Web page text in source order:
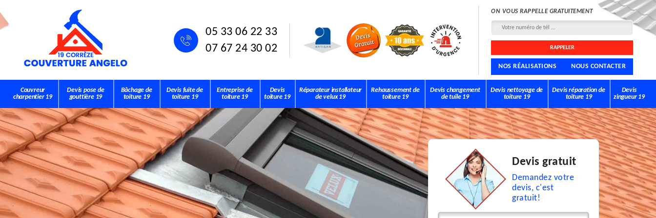
05 33 06 22 33
07 67 24 30 02
ON VOUS RAPPELLE GRATUITEMENT
NOS RÉALISATIONS NOUS CONTACTER
Couvreur
charpentier 19
Devis pose de
gouttière 19
Bâchage de
toiture 19
Devis fuite de
toiture 19
Entreprise de
toiture 19
Devis
toiture 19
Réparateur installateur
de velux 19
Rehaussement de
toiture 19
Devis changement
de tuile 19
Devis nettoyage de
toiture 19
Devis réparation de
toiture 19
Devis
zingueur 19
Devis gratuit
Demandez votre
devis, c'est
gratuit!